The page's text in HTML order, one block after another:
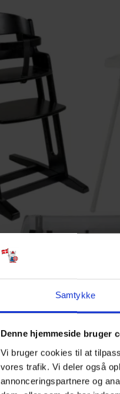
Samtykke
Denne hjemmeside bruger
Vi bruger cookies til at
vores trafik. Vi deler også
annonceringspartnere og